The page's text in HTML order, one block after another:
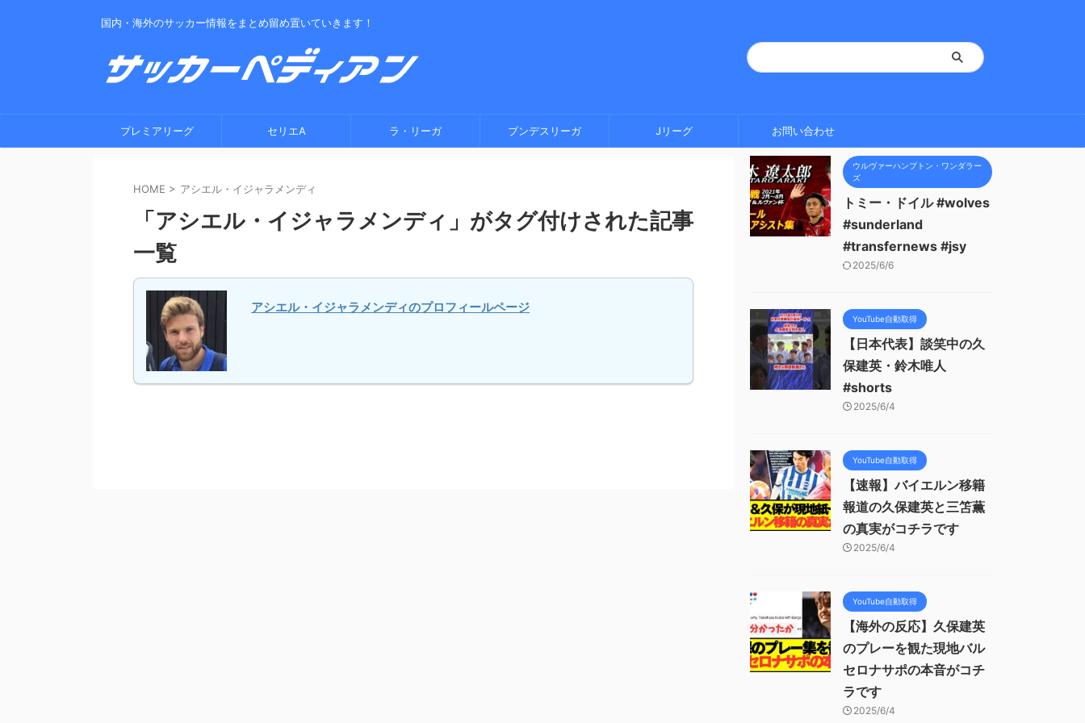
国内・海外のサッカー情報をまとめ留め置いていきます！
プレミアリーグ セリエA ラ・リーガ ブンデスリーガ Jリーグ お問い合わせ
HOME > アシエル・イジャラメンディ
「アシエル・イジャラメンディ」がタグ付けされた記事
一覧
アシエル・イジャラメンディのプロフィールページ
ウルヴァーハンプトン・ワンダラー
ズ
トミー・ドイル #wolves
#sunderland
#transfernews #jsy
2025/6/6
YouTube自動取得
【日本代表】談笑中の久
保建英・鈴木唯人
#shorts
2025/6/4
YouTube自動取得
【速報】バイエルン移籍
報道の久保建英と三笘薫
の真実がコチラです
2025/6/4
YouTube自動取得
【海外の反応】久保建英
のプレーを観た現地バル
セロナサポの本音がコチ
ラです
2025/6/4